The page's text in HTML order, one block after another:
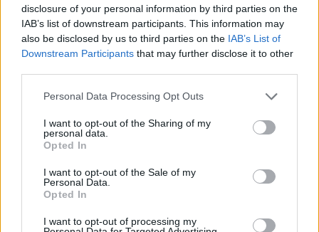
disclosure of your personal information by third parties on the
IAB’s list of downstream participants. This information may
also be disclosed by us to third parties on the IAB’s List of
Downstream Participants that may further disclose it to other
Personal Data Processing Opt Outs
I want to opt-out of the Sharing of my
personal data.
Opted In
I want to opt-out of the Sale of my
Personal Data.
Opted In
I want to opt-out of processing my
Mad-i
Publicado7 de Junio del 2004
embrague, que ya llevo 120.000 kms y tengo la duda de cuando
me cascará... <_<